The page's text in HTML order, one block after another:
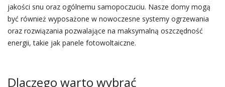
jakości snu oraz ogólnemu samopoczuciu. Nasze domy mogą
być również wyposażone w nowoczesne systemy ogrzewania
oraz rozwiązania pozwalające na maksymalną oszczędność
energii, takie jak panele fotowoltaiczne.
Dlaczego warto wybrać